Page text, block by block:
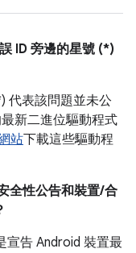
ID 旁邊的星號 (*)
代表該問題並未公
新二進位驅動程式
站下載這些驅動程
全性公告和裝置/合
宣告 Android 裝置最